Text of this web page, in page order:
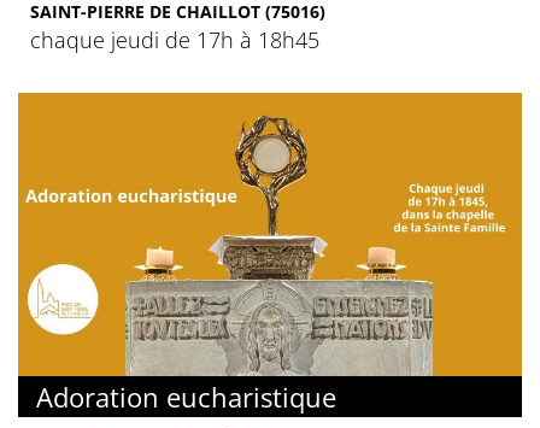
SAINT-PIERRE DE CHAILLOT (75016)
chaque jeudi de 17h à 18h45
Adoration eucharistique